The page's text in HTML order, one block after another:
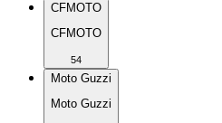
CFMOTO
CFMOTO
54
Moto Guzzi
Moto Guzzi